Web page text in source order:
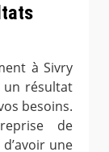
à Sivry
un résultat
besoins.
de
une